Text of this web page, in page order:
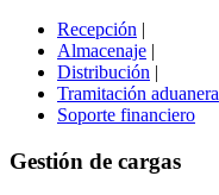
Recepción |
Almacenaje |
Distribución |
Tramitación aduanera
Soporte financiero
Gestión de cargas